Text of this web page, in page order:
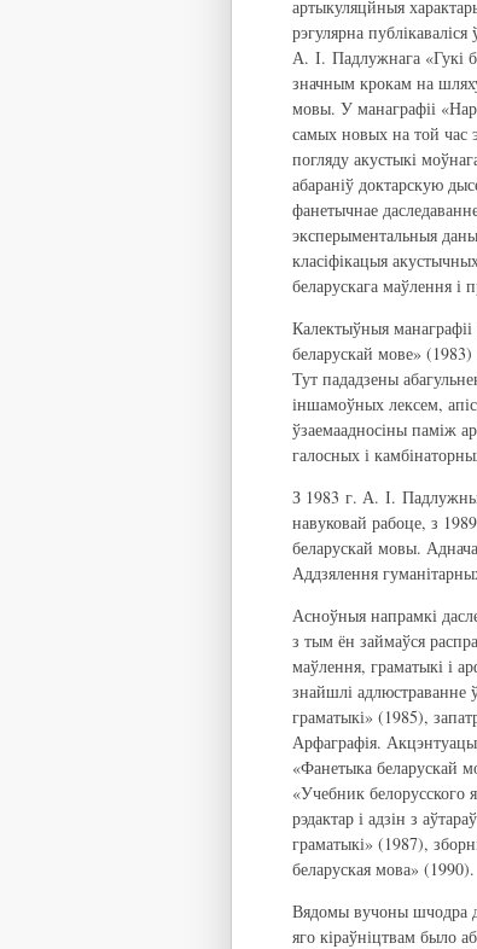
артыкуляцйныя
рэгулярна
А. І. Падлужнага «Гукі
значным крокам на
мовы. У манаграфіі
самых новых на той час
погляду акустыкі
абараніў доктарскую
фанетычнае
эксперыментальныя
класіфікацыя
беларускага маўлення і
Калектыўныя
беларускай мове»
Тут пададзены
іншамоўных лексем,
ўзаемаадносіны паміж
галосных і
З 1983 г. А. І. Падлужны
навуковай рабоце, з
беларускай мовы.
Аддзялення
Асноўныя напрамкі
з тым ён займаўся
маўлення, граматыкі і
знайшлі адлюстраванне
граматыкі» (1985),
Арфаграфія.
«Фанетыка беларускай
«Учебник
рэдактар і адзін з
граматыкі» (1987),
беларуская мова» (1990).
Вядомы вучоны шчодра
яго кіраўніцтвам было